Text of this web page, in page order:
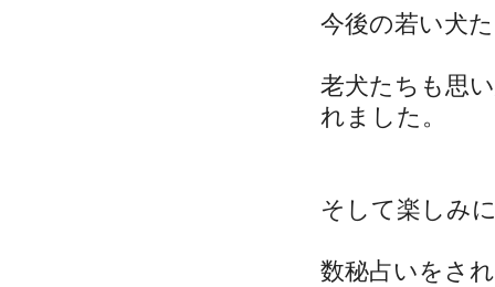
今後の若い犬
老犬たちも思
れました。
そして楽しみ
数秘占いをさ